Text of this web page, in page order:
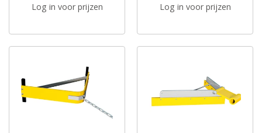
Log in voor prijzen
Log in voor prijzen